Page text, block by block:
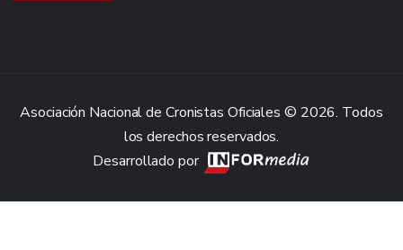
Asociación Nacional de Cronistas Oficiales © 2026. Todos
los derechos reservados.
Desarrollado por